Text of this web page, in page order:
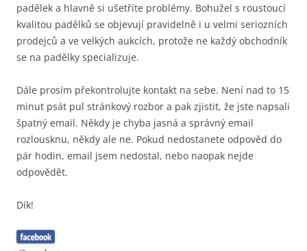
padělek a hlavně si ušetříte problémy. Bohužel s roustoucí
kvalitou padělků se objevují pravidelně i u velmi seriozních
prodejců a ve velkých aukcích, protože ne každý obchodník
se na padělky specializuje.
Dále prosím překontrolujte kontakt na sebe. Není nad to 15
minut psát pul stránkový rozbor a pak zjistit, že jste napsali
špatný email. Někdy je chyba jasná a správný email
rozlousknu, někdy ale ne. Pokud nedostanete odpověd do
pár hodin, email jsem nedostal, nebo naopak nejde
odpovědět.
Dík!